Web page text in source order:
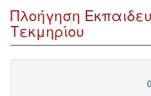
Πλοήγηση
Τεκμηρίου